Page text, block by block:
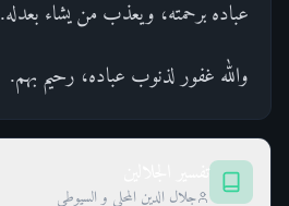
عباده برحمته، ويعذب من يشاء بعدله.
والله غفور لذنوب عباده، رحيم بهم.
جلال الدين المحلي و السيوطي